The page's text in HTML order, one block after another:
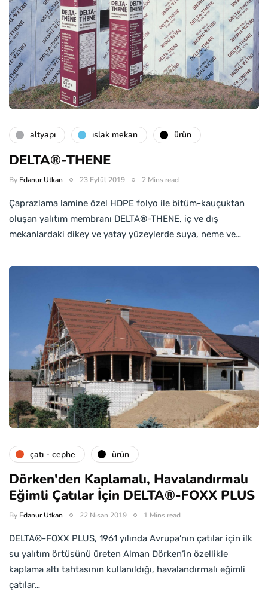
altyapı islak mekan ürün
DELTA®-THENE
By Edanur Utkan 23 Eylül 2019 2 Mins read
Çaprazlama lamine özel HDPE folyo ile bitüm-kauçuktan
oluşan yalıtım membranı DELTA®-THENE, iç ve dış
mekanlardaki dikey ve yatay yüzeylerde suya, neme ve…
çatı - cephe ürün
Dörken'den Kaplamalı, Havalandırmalı
Eğimli Çatılar İçin DELTA®-FOXX PLUS
By Edanur Utkan 22 Nisan 2019 1 Mins read
DELTA®-FOXX PLUS, 1961 yılında Avrupa’nın çatılar için ilk
su yalıtım örtüsünü üreten Alman Dörken’in özellikle
kaplama altı tahtasının kullanıldığı, havalandırmalı eğimli
çatılar…